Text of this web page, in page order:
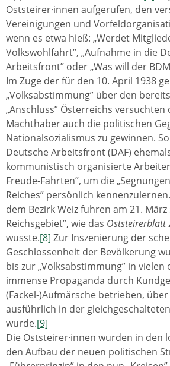
Oststeirer·innen aufgerufen, den
Vereinigungen und
wenn es etwa hieß: „Werdet
Volkswohlfahrt”, „Aufnahme in die
Arbeitsfront” oder „Was will der
Im Zuge der für den 10. April 1938
„Volksabstimmung” über den
„Anschluss” Österreichs versuchten
Machthaber auch die politischen
Nationalsozialismus zu gewinnen.
Deutsche Arbeitsfront (DAF)
kommunistisch organisierte
Freude-Fahrten”, um die
Reiches” persönlich
dem Bezirk Weiz fuhren am 21. März
Reichsgebiet”, wie das Oststeirerblatt
wusste.[8] Zur Inszenierung der
Geschlossenheit der Bevölkerung
bis zur „Volksabstimmung” in
immense Propaganda durch
(Fackel-)Aufmärsche betrieben,
ausführlich in der
wurde.[9]
Die Oststeirer·innen wurden in den
den Aufbau der neuen politischen